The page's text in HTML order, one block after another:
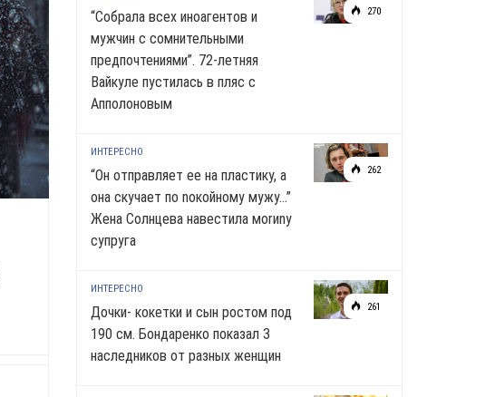
270
“Собрала всех иноагентов и
мужчин с сомнительными
предпочтениями”. 72-летняя
Вайкуле пустилась в пляс с
Апполоновым
262
ИНТЕРЕСНО
“Он отправляет ее на пластику, а
она скучает по noкoйномy мужу…”
Жена Солнцева навестила моrиnу
супруга
261
ИНТЕРЕСНО
Дочки- кокетки и сын ростом под
190 см. Бондаренко показал 3
наследников от разных женщин